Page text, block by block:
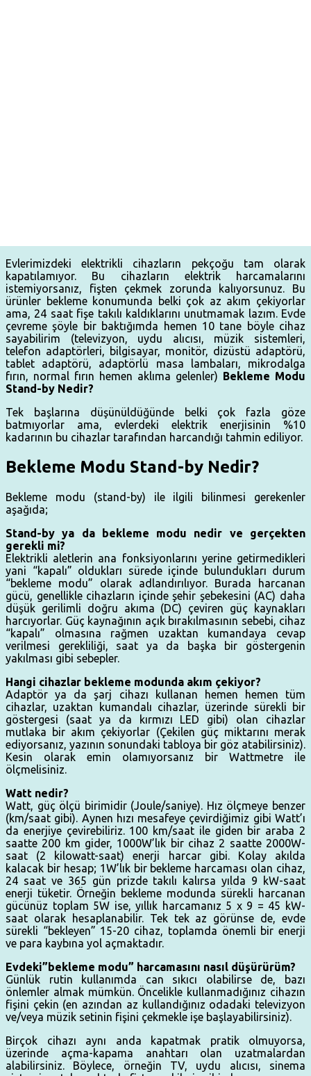
Evlerimizdeki elektrikli cihazların pekçoğu tam olarak
kapatılamıyor. Bu cihazların elektrik harcamalarını
istemiyorsanız, fişten çekmek zorunda kalıyorsunuz. Bu
ürünler bekleme konumunda belki çok az akım çekiyorlar
ama, 24 saat fişe takılı kaldıklarını unutmamak lazım. Evde
çevreme şöyle bir baktığımda hemen 10 tane böyle cihaz
sayabilirim (televizyon, uydu alıcısı, müzik sistemleri,
telefon adaptörleri, bilgisayar, monitör, dizüstü adaptörü,
tablet adaptörü, adaptörlü masa lambaları, mikrodalga
fırın, normal fırın hemen aklıma gelenler) Bekleme Modu
Stand-by Nedir?
Tek başlarına düşünüldüğünde belki çok fazla göze
batmıyorlar ama, evlerdeki elektrik enerjisinin %10
kadarının bu cihazlar tarafından harcandığı tahmin ediliyor.
Bekleme Modu Stand-by Nedir?
Bekleme modu (stand-by) ile ilgili bilinmesi gerekenler
aşağıda;
Stand-by ya da bekleme modu nedir ve gerçekten
gerekli mi?
Elektrikli aletlerin ana fonksiyonlarını yerine getirmedikleri
yani “kapalı” oldukları sürede içinde bulundukları durum
“bekleme modu” olarak adlandırılıyor. Burada harcanan
gücü, genellikle cihazların içinde şehir şebekesini (AC) daha
düşük gerilimli doğru akıma (DC) çeviren güç kaynakları
harcıyorlar. Güç kaynağının açık bırakılmasının sebebi, cihaz
“kapalı” olmasına rağmen uzaktan kumandaya cevap
verilmesi gerekliliği, saat ya da başka bir göstergenin
yakılması gibi sebepler.
Hangi cihazlar bekleme modunda akım çekiyor?
Adaptör ya da şarj cihazı kullanan hemen hemen tüm
cihazlar, uzaktan kumandalı cihazlar, üzerinde sürekli bir
göstergesi (saat ya da kırmızı LED gibi) olan cihazlar
mutlaka bir akım çekiyorlar (Çekilen güç miktarını merak
ediyorsanız, yazının sonundaki tabloya bir göz atabilirsiniz).
Kesin olarak emin olamıyorsanız bir Wattmetre ile
ölçmelisiniz.
Watt nedir?
Watt, güç ölçü birimidir (Joule/saniye). Hız ölçmeye benzer
(km/saat gibi). Aynen hızı mesafeye çevirdiğimiz gibi Watt’ı
da enerjiye çevirebiliriz. 100 km/saat ile giden bir araba 2
saatte 200 km gider, 1000W’lık bir cihaz 2 saatte 2000W-
saat (2 kilowatt-saat) enerji harcar gibi. Kolay akılda
kalacak bir hesap; 1W’lık bir bekleme harcaması olan cihaz,
24 saat ve 365 gün prizde takılı kalırsa yılda 9 kW-saat
enerji tüketir. Örneğin bekleme modunda sürekli harcanan
gücünüz toplam 5W ise, yıllık harcamanız 5 x 9 = 45 kW-
saat olarak hesaplanabilir. Tek tek az görünse de, evde
sürekli “bekleyen” 15-20 cihaz, toplamda önemli bir enerji
ve para kaybına yol açmaktadır.
Evdeki”bekleme modu” harcamasını nasıl düşürürüm?
Günlük rutin kullanımda can sıkıcı olabilirse de, bazı
önlemler almak mümkün. Öncelikle kullanmadığınız cihazın
fişini çekin (en azından az kullandığınız odadaki televizyon
ve/veya müzik setinin fişini çekmekle işe başlayabilirsiniz).
Birçok cihazı aynı anda kapatmak pratik olmuyorsa,
üzerinde açma-kapama anahtarı olan uzatmalardan
alabilirsiniz. Böylece, örneğin TV, uydu alıcısı, sinema